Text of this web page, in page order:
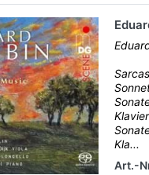
Klavier
Kla...
Art.-